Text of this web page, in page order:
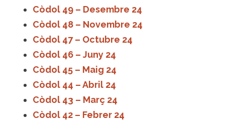
Còdol 49 – Desembre 24
Còdol 48 – Novembre 24
Còdol 47 – Octubre 24
Còdol 46 – Juny 24
Còdol 45 – Maig 24
Còdol 44 – Abril 24
Còdol 43 – Març 24
Còdol 42 – Febrer 24